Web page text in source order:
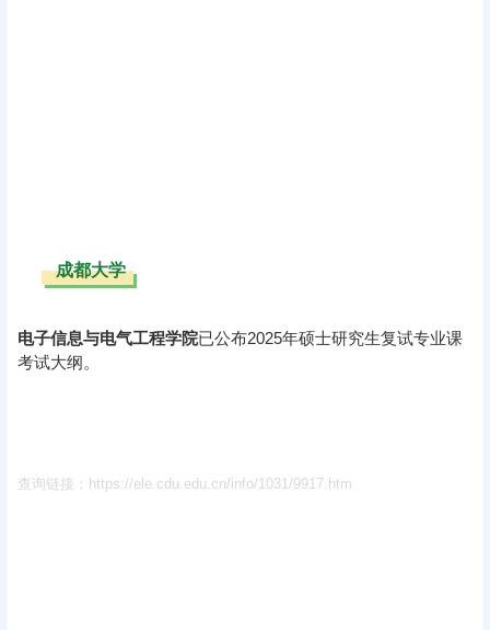
成都大学
电子信息与电气工程学院已公布2025年硕士研究生复试专业课
考试大纲。
查询链接：https://ele.cdu.edu.cn/info/1031/9917.htm